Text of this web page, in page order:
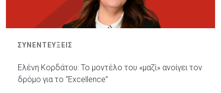
ΣΥΝΕΝΤΕΥΞΕΙΣ
Ελένη Κορδάτου: Το μοντέλο του «μαζί» ανοίγει τον
δρόμο για το “Excellence”